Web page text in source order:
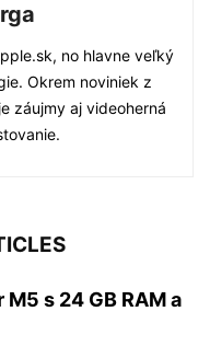
no hlavne veľký
Okrem noviniek z
záujmy aj videoherná
s 24 GB RAM a